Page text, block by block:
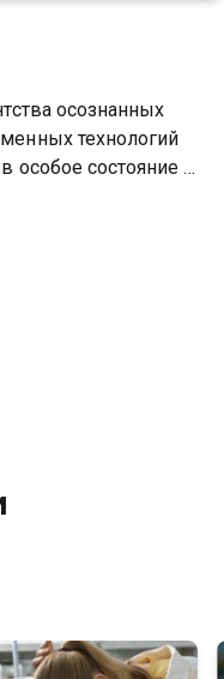
осознанных
технологий
особое состояние и
о чем
Сны вы можете
HD качестве на